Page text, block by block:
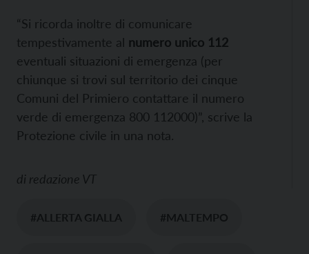
“Si ricorda inoltre di comunicare
tempestivamente al numero unico 112
eventuali situazioni di emergenza (per
chiunque si trovi sul territorio dei cinque
Comuni del Primiero contattare il numero
verde di emergenza 800 112000)”, scrive la
Protezione civile in una nota.
di redazione VT
#ALLERTA GIALLA #MALTEMPO